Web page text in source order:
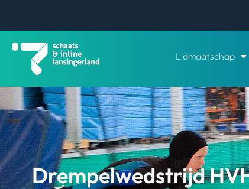
Lidmaatschap
Drempelwedstrijd